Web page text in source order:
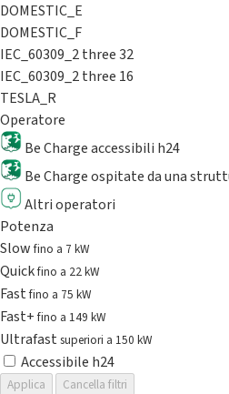
DOMESTIC_E
DOMESTIC_F
IEC_60309_2 three 32
IEC_60309_2 three 16
TESLA_R
Operatore
Be Charge accessibili h24
Be Charge ospitate da una
Altri operatori
Potenza
Slowfino a 7 kW
Quickfino a 22 kW
Fastfino a 75 kW
Fast+fino a 149 kW
Ultrafast superiori a 150 kW
Accessibile h24
Applica
Cancella filtri